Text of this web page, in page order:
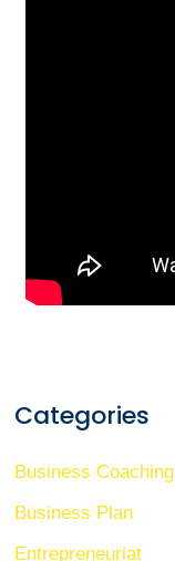
Categories
Business Coaching
Business Plan
Entrepreneuriat